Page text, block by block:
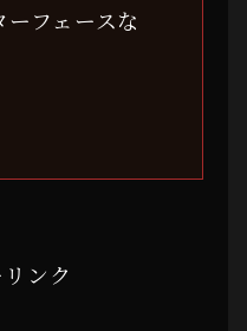
ーフェースな
ンク